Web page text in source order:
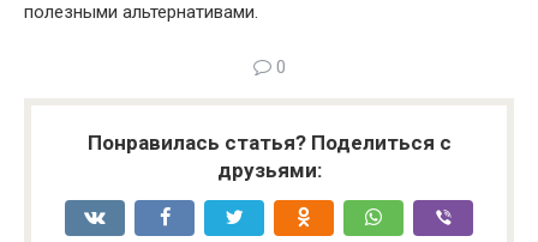
полезными альтернативами.
0
Понравилась статья? Поделиться с
друзьями: